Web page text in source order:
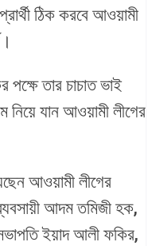
ঠিক করবে আওয়ামী
তার চাচাত ভাই
নিয়ে যান আওয়ামী লীগের
আওয়ামী লীগের
আদম তমিজী হক,
ইয়াদ আলী ফকির,